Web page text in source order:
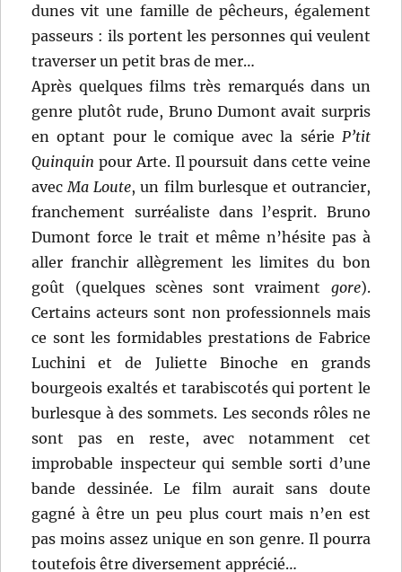
dunes vit une famille de pêcheurs, également
passeurs : ils portent les personnes qui veulent
traverser un petit bras de mer…
Après quelques films très remarqués dans un
genre plutôt rude, Bruno Dumont avait surpris
en optant pour le comique avec la série P’tit
Quinquin pour Arte. Il poursuit dans cette veine
avec Ma Loute, un film burlesque et outrancier,
franchement surréaliste dans l’esprit. Bruno
Dumont force le trait et même n’hésite pas à
aller franchir allègrement les limites du bon
goût (quelques scènes sont vraiment gore).
Certains acteurs sont non professionnels mais
ce sont les formidables prestations de Fabrice
Luchini et de Juliette Binoche en grands
bourgeois exaltés et tarabiscotés qui portent le
burlesque à des sommets. Les seconds rôles ne
sont pas en reste, avec notamment cet
improbable inspecteur qui semble sorti d’une
bande dessinée. Le film aurait sans doute
gagné à être un peu plus court mais n’en est
pas moins assez unique en son genre. Il pourra
toutefois être diversement apprécié…